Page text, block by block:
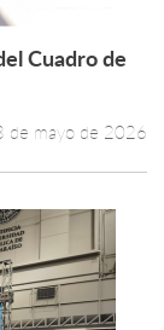
más +
Cuadro de
de mayo de 2026